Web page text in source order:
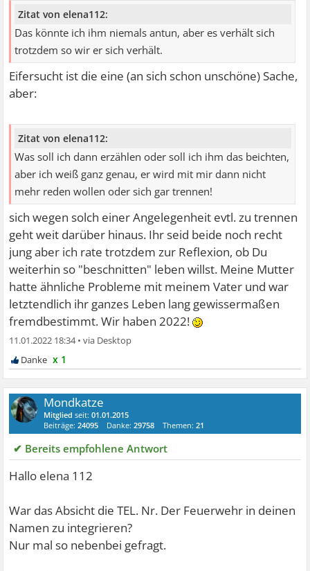
Zitat von elena112:
Das könnte ich ihm niemals antun, aber es verhält sich
trotzdem so wir er sich verhält.
Eifersucht ist die eine (an sich schon unschöne) Sache,
aber:
Zitat von elena112:
Was soll ich dann erzählen oder soll ich ihm das beichten,
aber ich weiß ganz genau, er wird mit mir dann nicht
mehr reden wollen oder sich gar trennen!
sich wegen solch einer Angelegenheit evtl. zu trennen
geht weit darüber hinaus. Ihr seid beide noch recht
jung aber ich rate trotzdem zur Reflexion, ob Du
weiterhin so "beschnitten" leben willst. Meine Mutter
hatte ähnliche Probleme mit meinem Vater und war
letztendlich ihr ganzes Leben lang gewissermaßen
fremdbestimmt. Wir haben 2022!
11.01.2022 18:34•
x 1
Mondkatze
Mitglied seit:01.01.2015
Beiträge:24095 Danke:29758 Themen:21
✔ Bereits empfohlene Antwort
Hallo elena 112
War das Absicht die TEL. Nr. Der Feuerwehr in deinen
Namen zu integrieren?
Nur mal so nebenbei gefragt.